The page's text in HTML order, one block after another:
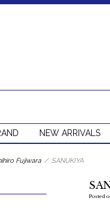
NEW ARRIVALS
Fujiwara / SANUKIYA
Posted